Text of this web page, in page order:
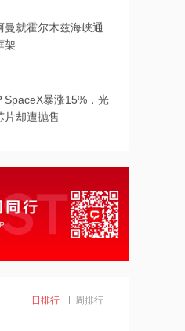
曼就霍尔木兹海峡通
架
SpaceX暴涨15%，光
片却遭抛售
推进Astra开放 但因
船只遇袭起火
七周新高，瑞银喊出
日排行 周排行